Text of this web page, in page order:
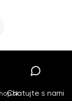
Chatujte s nami